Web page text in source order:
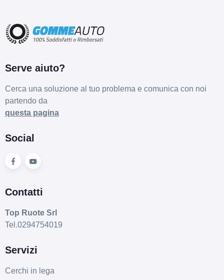
Serve aiuto?
Cerca una soluzione al tuo problema e comunica con noi
partendo da
questa pagina
Social
Contatti
Top Ruote Srl
Tel.0294754019
Servizi
Cerchi in lega